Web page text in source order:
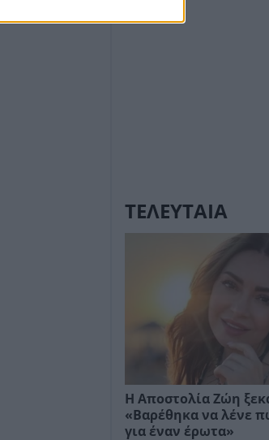
ΤΕΛΕΥΤΑΙΑ
Η Αποστολία Ζώη
«Βαρέθηκα να λένε
για έναν έρωτα»